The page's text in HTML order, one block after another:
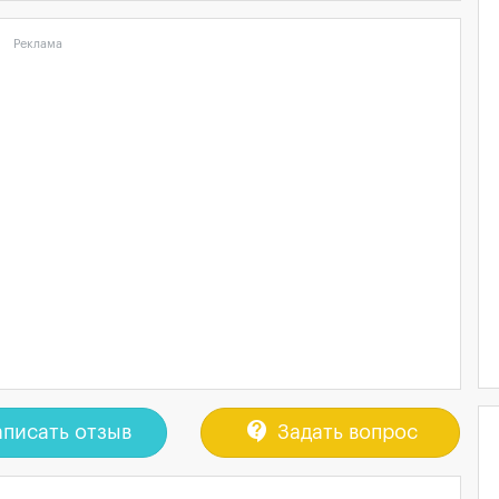
Реклама
отзыв contact_support Задать вопрос